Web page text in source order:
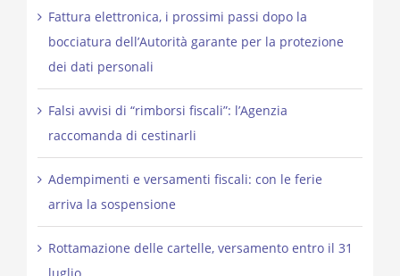
Fattura elettronica, i prossimi passi dopo la
bocciatura dell’Autorità garante per la protezione
dei dati personali
Falsi avvisi di “rimborsi fiscali”: l’Agenzia
raccomanda di cestinarli
Adempimenti e versamenti fiscali: con le ferie
arriva la sospensione
Rottamazione delle cartelle, versamento entro il 31